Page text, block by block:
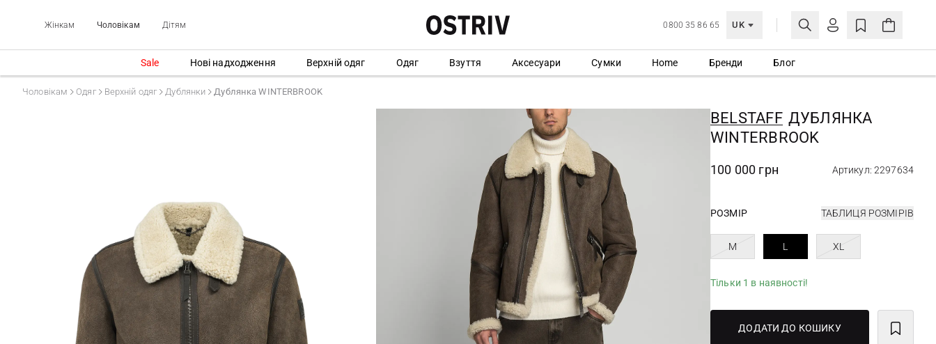
Жінкам Чоловікам Дітям 0800 35 86 65 UK
МОЯ ОБЛІКІВКА
Ще не зареєстровані?
СТВОРИТИ ОБЛІКІВКУ
Sale Нові надходження Верхній одяг Одяг Взуття Аксесуари Сумки Home Бренди Блог
Чоловікам Одяг Верхній одяг Дублянки Дублянка WINTERBROOK
BELSTAFF ДУБЛЯНКА
WINTERBROOK
100 000 грн Артикул: 2297634
РОЗМІР ТАБЛИЦЯ РОЗМІРІВ
M L XL
Тільки 1 в наявності!
ДОДАТИ ДО КОШИКУ